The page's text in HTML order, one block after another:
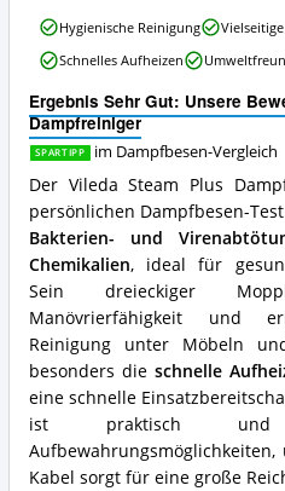
Ergebnis Sehr Gut: Unsere
Dampfreiniger
SPARTIPP im Dampfbesen-Vergleich
Der Vileda Steam Plus
persönlichen Dampfbesen-
Bakterien- und
Chemikalien, ideal für
Sein dreieckiger
Manövrierfähigkeit und
Reinigung unter Möbeln
besonders die schnelle
eine schnelle
ist praktisch und
Kabel sorgt für eine große
Vileda
Steam
Plus
Vorteile:
Was
spricht
für
diesen
Dampfbesen?
Hygienische Reinigung
Schnelles Aufheizen